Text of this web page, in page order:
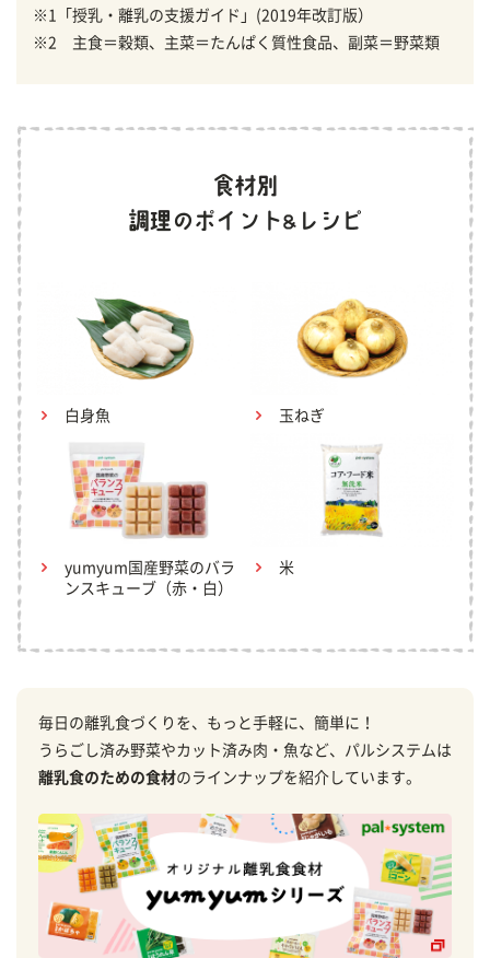
※1「授乳・離乳の支援ガイド」(2019年改訂版）
※2 主食＝穀類、主菜＝たんぱく質性食品、副菜＝野菜類
白身魚 玉ねぎ
yumyum国産野菜のバラ
ンスキューブ（赤・白）
米
毎日の離乳食づくりを、もっと手軽に、簡単に！
うらごし済み野菜やカット済み肉・魚など、パルシステムは
離乳食のための食材のラインナップを紹介しています。